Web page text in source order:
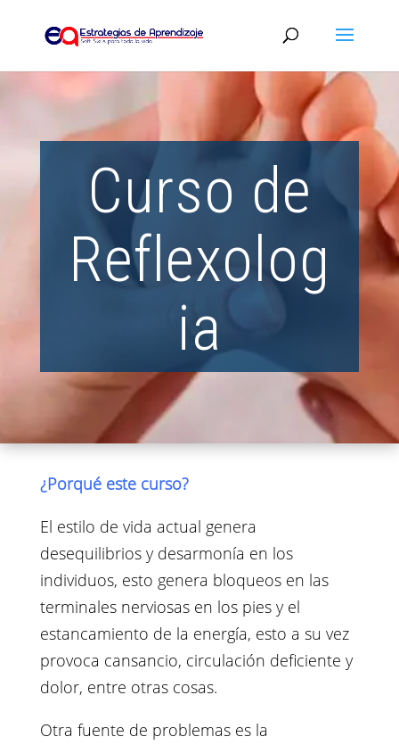
Curso de
Reflexolog
ia
¿Porqué este curso?
El estilo de vida actual genera
desequilibrios y desarmonía en los
individuos, esto genera bloqueos en las
terminales nerviosas en los pies y el
estancamiento de la energía, esto a su vez
provoca cansancio, circulación deficiente y
dolor, entre otras cosas.
Otra fuente de problemas es la